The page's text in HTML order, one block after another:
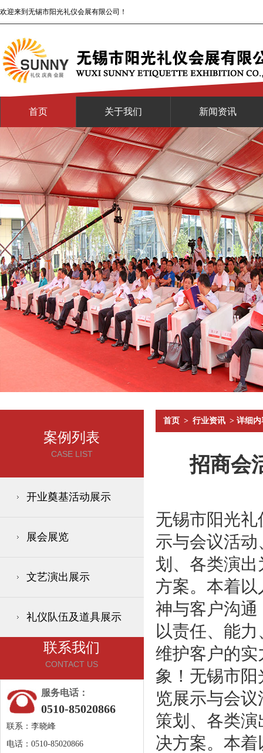
欢迎来到无锡市阳光礼仪会展有限公司！
首页 关于我们 新闻资讯
案例列表
CASE LIST
开业奠基活动展示
展会展览
文艺演出展示
礼仪队伍及道具展示
联系我们
CONTACT US
服务电话：
0510-85020866
联系：李晓峰
电话：0510-85020866
首页 > 行业资讯 > 详细内
招商会
无锡市阳光
示与会议活
划、各类演
方案。本着
神与客户沟
以责任、能
维护客户的
象！无锡市
览展示与会
策划、各类
决方案。本